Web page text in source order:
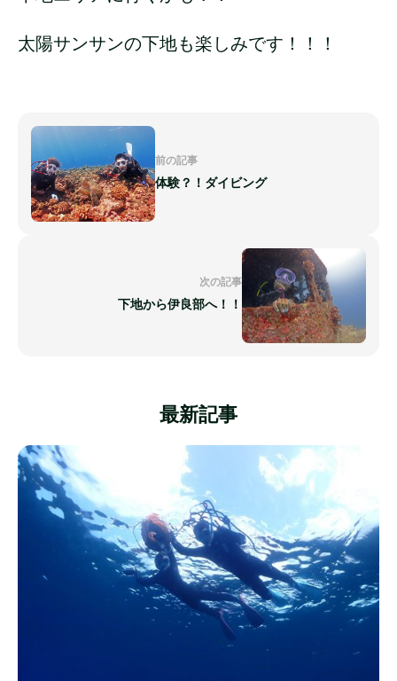
太陽サンサンの下地も楽しみです！！！
前の記事
体験？！ダイビング
次の記事
下地から伊良部へ！！
最新記事